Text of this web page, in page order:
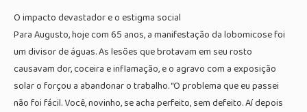
O impacto devastador e o estigma social
Para Augusto, hoje com 65 anos, a manifestação da lobomicose foi
um divisor de águas. As lesões que brotavam em seu rosto
causavam dor, coceira e inflamação, e o agravo com a exposição
solar o forçou a abandonar o trabalho. “O problema que eu passei
não foi fácil. Você, novinho, se acha perfeito, sem defeito. Aí depois